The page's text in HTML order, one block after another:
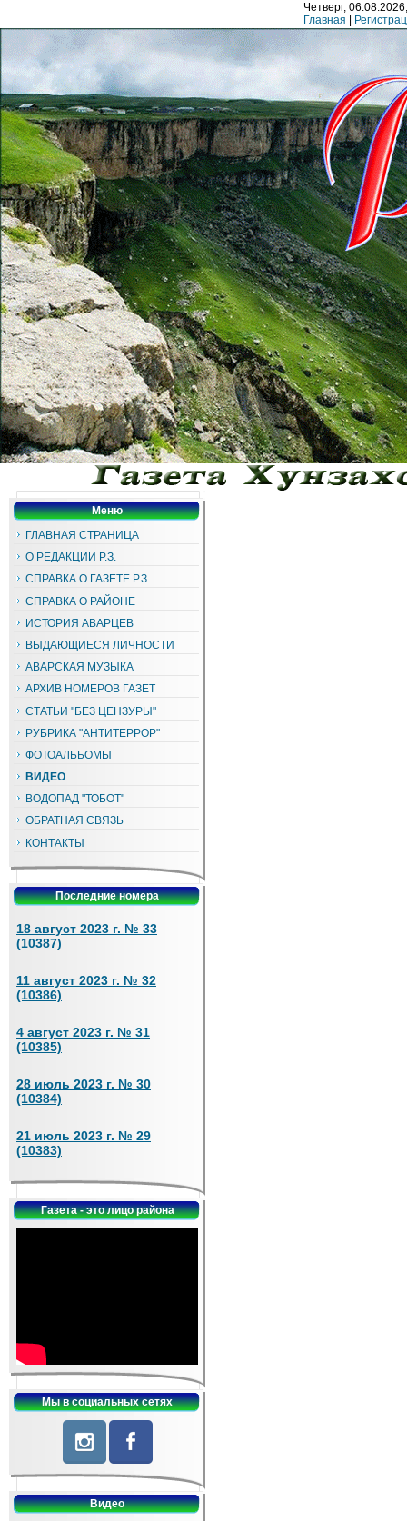
Четверг,
Главная
Меню
ГЛАВНАЯ СТРАНИЦА
О РЕДАКЦИИ Р.З.
СПРАВКА О ГАЗЕТЕ Р.З.
СПРАВКА О РАЙОНЕ
ИСТОРИЯ АВАРЦЕВ
ВЫДАЮЩИЕСЯ ЛИЧНОСТИ
АВАРСКАЯ МУЗЫКА
АРХИВ НОМЕРОВ ГАЗЕТ
СТАТЬИ "БЕЗ ЦЕНЗУРЫ"
РУБРИКА "АНТИТЕРРОР"
ФОТОАЛЬБОМЫ
ВИДЕО
ВОДОПАД "ТОБОТ"
ОБРАТНАЯ СВЯЗЬ
КОНТАКТЫ
Последние номера
18 август 2023 г. № 33
(10387)
11 август 2023 г. № 32
(10386)
4 август 2023 г. № 31
(10385)
28 июль 2023 г. № 30
(10384)
21 июль 2023 г. № 29
(10383)
Газета - это лицо района
Мы в социальных сетях
Видео